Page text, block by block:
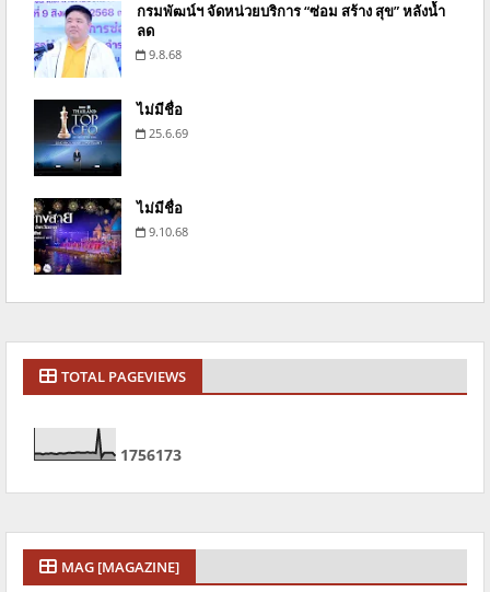
กรมพัฒน์ฯ จัดหน่วยบริการ “ซ่อม สร้าง สุข” หลังน้ำ
ลด
9.8.68
ไม่มีชื่อ
25.6.69
ไม่มีชื่อ
9.10.68
TOTAL PAGEVIEWS
1756173
MAG [MAGAZINE]